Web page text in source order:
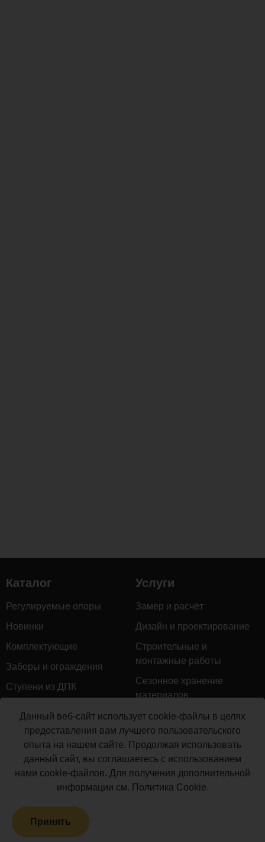
Каталог
Регулируемые опоры
Новинки
Комплектующие
Заборы и ограждения
Ступени из ДПК
Керамогранит
Мебель для террас
Маркизы и перголы
Сайдинг ДПК
Распродажа
Террасная доска ДПК
Услуги
Замер и расчёт
Дизайн и проектирование
Строительные и
монтажные работы
Сезонное хранение
материалов
Гарантийное обслуживание
Доставка
Монтаж террасной доски
Производство террасной
доски
Данный веб-сайт использует cookie-файлы в целях
предоставления вам лучшего пользовательского
опыта на нашем сайте. Продолжая использовать
данный сайт, вы соглашаетесь с использованием
нами cookie-файлов. Для получения дополнительной
информации см. Политика Cookie.
Принять